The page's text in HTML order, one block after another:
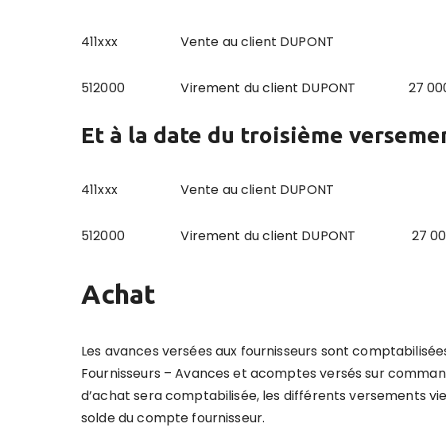
411xxx Vente au client
512000 Virement du client DUPONT 27
Et à la date du troisième
411xxx Vente au client
512000 Virement du client DUPONT 27
Achat
Les avances versées aux fournisseurs sont
Fournisseurs – Avances et acomptes versés sur
d’achat sera comptabilisée, les différents versements
solde du compte fournisseur.